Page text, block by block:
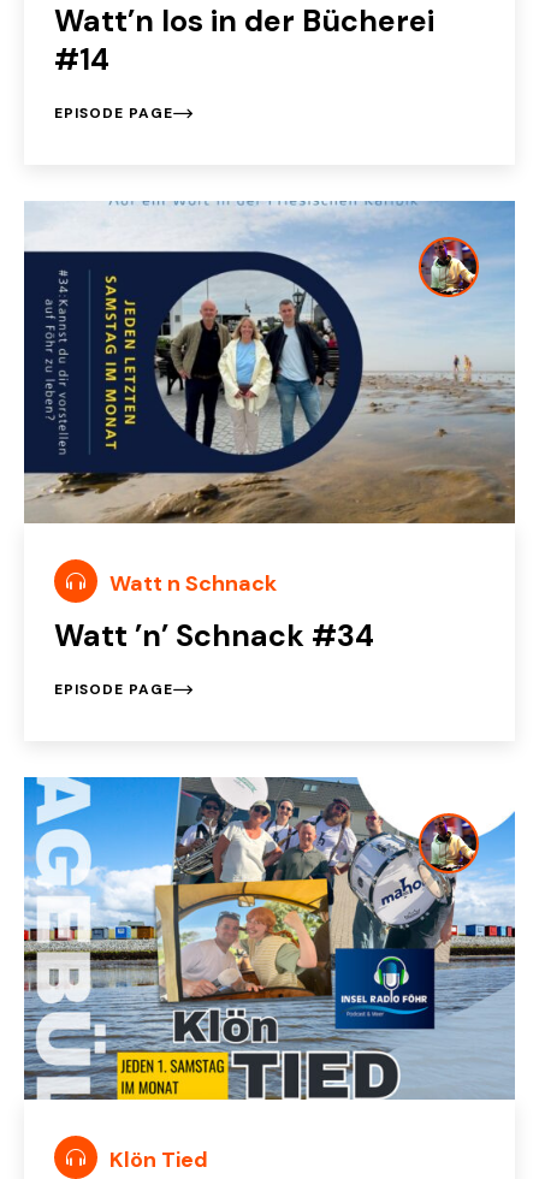
Watt’n los in der Bücherei
#14
EPISODE PAGE
Watt n Schnack
Watt ’n’ Schnack #34
EPISODE PAGE
Klön Tied